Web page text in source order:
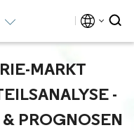
MARKT
- W
PROGNOSEN (